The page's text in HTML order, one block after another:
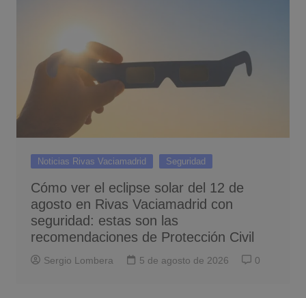
Noticias Rivas Vaciamadrid Seguridad
Cómo ver el eclipse solar del 12 de
agosto en Rivas Vaciamadrid con
seguridad: estas son las
recomendaciones de Protección Civil
Sergio Lombera 5 de agosto de 2026 0